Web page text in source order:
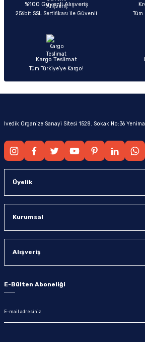
%100 Güvenli Alışveriş
256bit SSL Sertifikası ile Güvenli Tüm
Kargo Teslimat
Tüm Türkiye’ye Kargo!
İvedik Organize Sanayi Sitesi 1528. Sokak No:36
Üyelik
Kurumsal
Alışveriş
E-Bülten Aboneliği